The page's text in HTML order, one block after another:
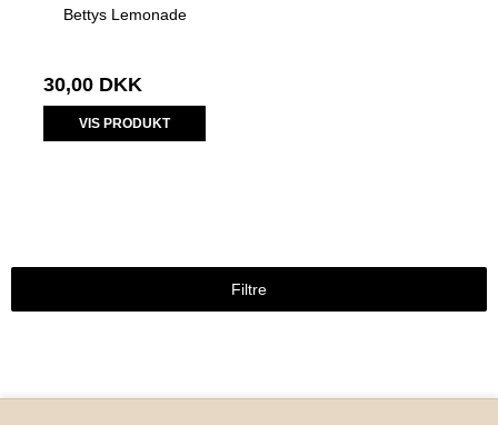
Bettys Lemonade
30,00 DKK
VIS PRODUKT
Filtre